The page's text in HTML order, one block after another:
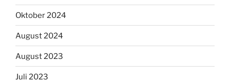
Oktober 2024
August 2024
August 2023
Juli 2023